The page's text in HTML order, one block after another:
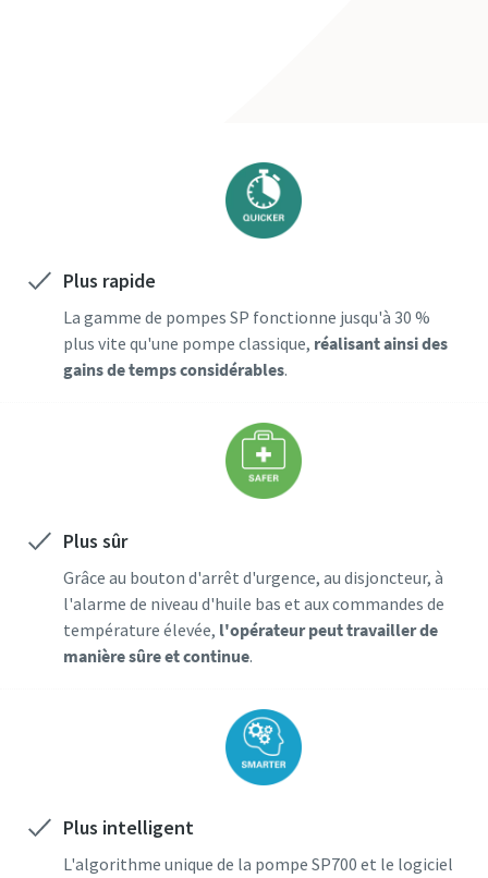
Voir tous nos secteurs d'activité
Tout voir
C'est le moment d'étalonner ?
Assurez votre qualité et réduisez les défauts grâce à
l’étalonnage des outils et à l’étalonnage d’assurance
Faites étalonner vos outils dès maintenant !
Documentation et ressources
Découvrez des discussions inspirantes et captivantes sur
Regarder
Plus rapide
La gamme de pompes SP fonctionne jusqu'à 30 %
plus vite qu'une pompe classique, réalisant ainsi des
gains de temps considérables.
Plus sûr
Grâce au bouton d'arrêt d'urgence, au disjoncteur, à
l'alarme de niveau d'huile bas et aux commandes de
température élevée, l'opérateur peut travailler de
manière sûre et continue.
Plus intelligent
L'algorithme unique de la pompe SP700 et le logiciel